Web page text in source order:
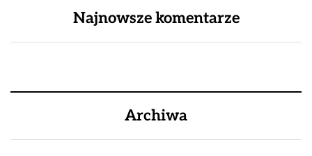
Najnowsze komentarze
Archiwa